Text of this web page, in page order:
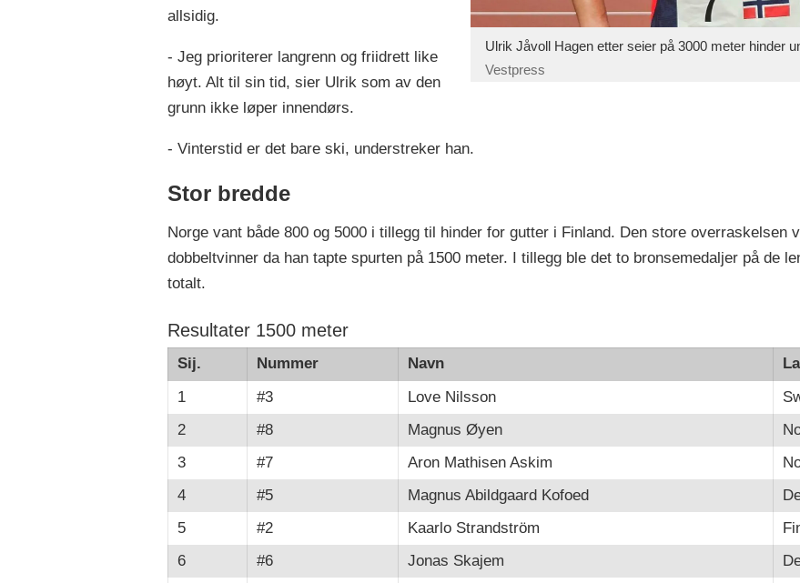
Ulrik Jåvoll Hagen etter seier på 3000 meter hinder
Vestpress
allsidig.
- Jeg prioriterer langrenn og friidrett like
høyt. Alt til sin tid, sier Ulrik som av den
grunn ikke løper innendørs.
- Vinterstid er det bare ski, understreker han.
Stor bredde
Norge vant både 800 og 5000 i tillegg til hinder for gutter i Finland. Den store overraskelsen
dobbeltvinner da han tapte spurten på 1500 meter. I tillegg ble det to bronsemedaljer på de
totalt.
Resultater 1500 meter
Sij. Nummer Navn
1
#3 Love Nilsson
2
#8 Magnus Øyen
3
#7 Aron Mathisen Askim
4
#5 Magnus Abildgaard Kofoed
5
#2 Kaarlo Strandström
6
#6 Jonas Skajem